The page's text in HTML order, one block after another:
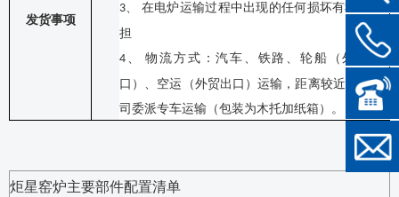
发货事项
3、 在电炉运输过程中出现的任何损坏有我方承
担
4、物流方式：汽车、铁路、轮船（外贸出
口）、空运（外贸出口）运输，距离较近的我公
司委派专车运输（包装为木托加纸箱）。
炬星窑炉主要部件配置清单